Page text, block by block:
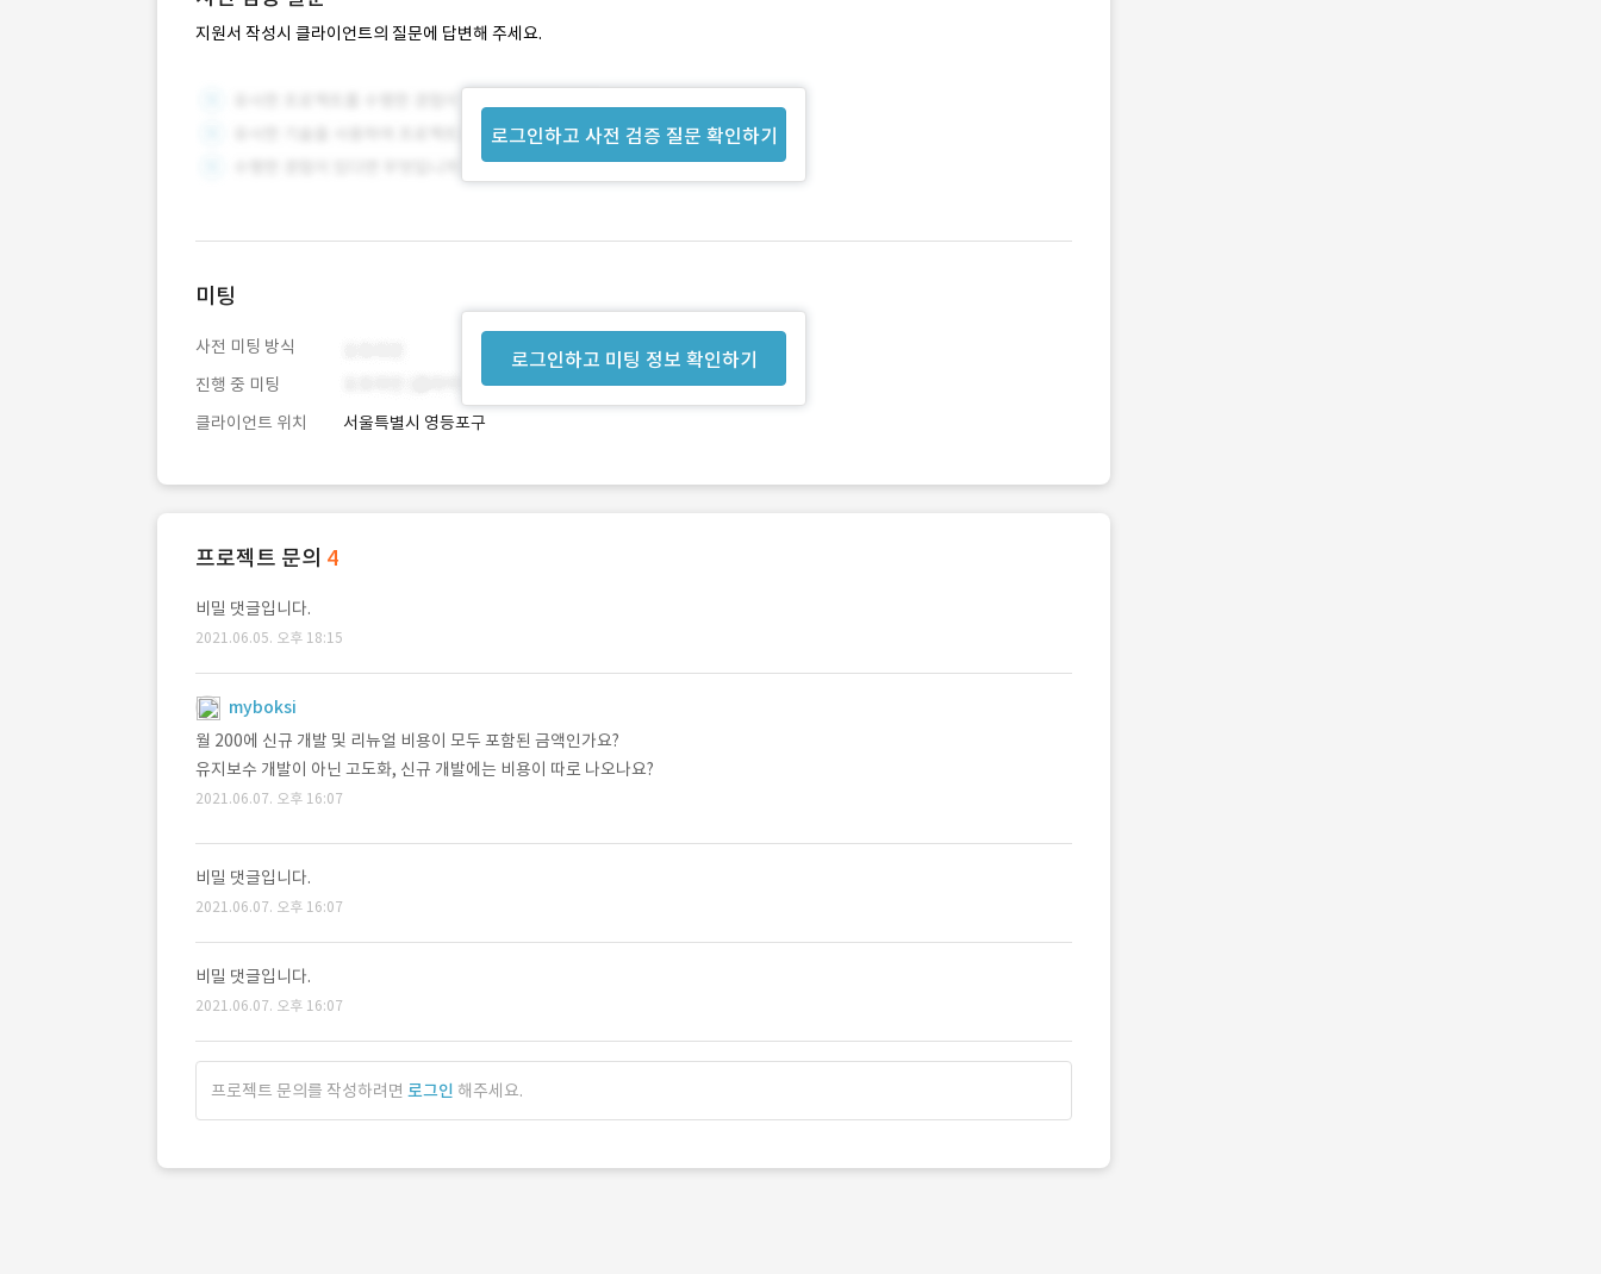
지원서 작성시 클라이언트의 질문에 답변해 주세요.
로그인하고 사전 검증 질문 확인하기
로그인하고 미팅 정보 확인하기
미팅
사전 미팅 방식
진행 중 미팅
클라이언트 위치
서울특별시 영등포구
프로젝트 문의 4
비밀 댓글입니다.
2021.06.05. 오후 18:15
myboksi
월 200에 신규 개발 및 리뉴얼 비용이 모두 포함된 금액인가요?
유지보수 개발이 아닌 고도화, 신규 개발에는 비용이 따로 나오나요?
2021.06.07. 오후 16:07
비밀 댓글입니다.
2021.06.07. 오후 16:07
비밀 댓글입니다.
2021.06.07. 오후 16:07
프로젝트 문의를 작성하려면 로그인 해주세요.